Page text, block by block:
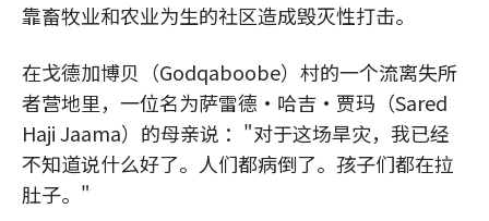
靠畜牧业和农业为生的社区造成毁灭性打击。
在戈德加博贝（Godqaboobe）村的一个流离失所
者营地里，一位名为萨雷德•哈吉•贾玛（Sared
Haji Jaama）的母亲说 ："对于这场旱灾，我已经
不知道说什么好了。人们都病倒了。孩子们都在拉
肚子。"